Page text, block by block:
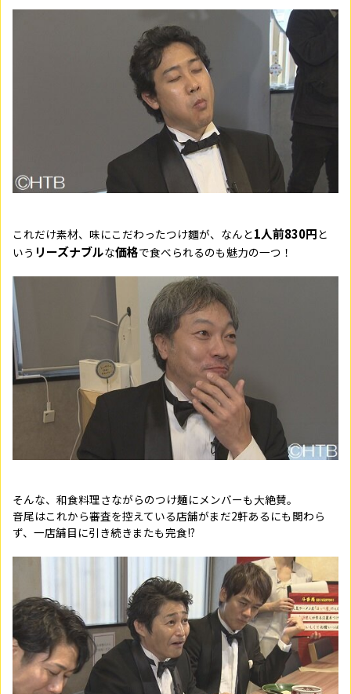
これだけ素材、味にこだわったつけ麵が、なんと1人前830円 と
いう リーズナブルな価格で食べられるのも魅力の一つ！
そんな、和食料理さながらのつけ麺にメンバーも大絶賛。
音尾はこれから審査を控えている店舗がまだ2軒あるにも関わら
ず、一店舗目に引き続きまたも完食!?